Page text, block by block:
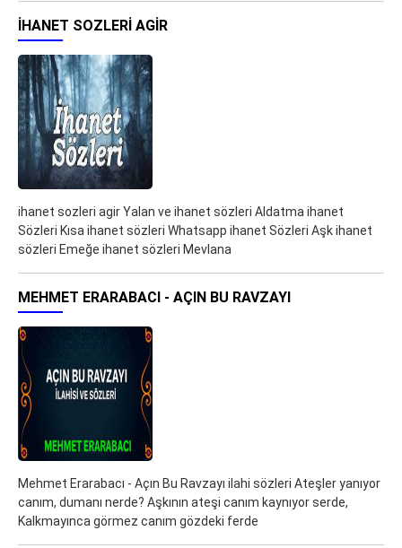
IHANET SOZLERI AGIR
ihanet sozleri agir Yalan ve ihanet sözleri Aldatma ihanet
Sözleri Kısa ihanet sözleri Whatsapp ihanet Sözleri Aşk ihanet
sözleri Emeğe ihanet sözleri Mevlana
MEHMET ERARABACI - AÇIN BU RAVZAYI
Mehmet Erarabacı - Açın Bu Ravzayı ilahi sözleri Ateşler yanıyor
canım, dumanı nerde? Aşkının ateşi canım kaynıyor serde,
Kalkmayınca görmez canım gözdeki ferde